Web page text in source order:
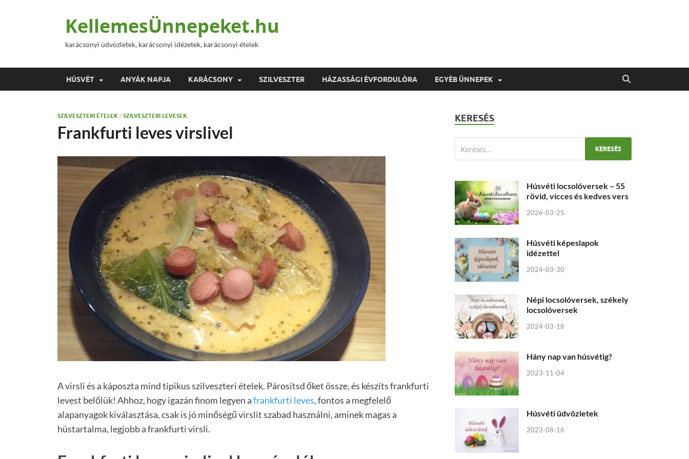
KellemesÜnnepeket.hu
karácsonyi üdvözletek, karácsonyi idézetek, karácsonyi ételek
HÚSVÉT ANYÁK NAPJA KARÁCSONY SZILVESZTER HÁZASSÁGI ÉVFORDULÓRA EGYÉB ÜNNEPEK
SZILVESZTERI ÉTELEK / SZILVESZTERI LEVESEK
Frankfurti leves virslivel
A virsli és a káposzta mind tipikus szilveszteri ételek. Párosítsd őket össze, és készíts frankfurti
levest belőlük! Ahhoz, hogy igazán finom legyen afrankfurti leves, fontos a megfelelő
alapanyagok kiválasztása, csak is jó minőségű virslit szabad használni, aminek magas a
hústartalma, legjobb a frankfurti virsli.
KERESÉS
Húsvéti locsolóversek – 55
rövid, vicces és kedves vers
2026-03-25
Húsvéti képeslapok
idézettel
2024-03-30
Népi locsolóversek, székely
locsolóversek
2024-03-18
Hány nap van húsvétig?
2023-11-04
Húsvéti üdvözletek
2023-08-16